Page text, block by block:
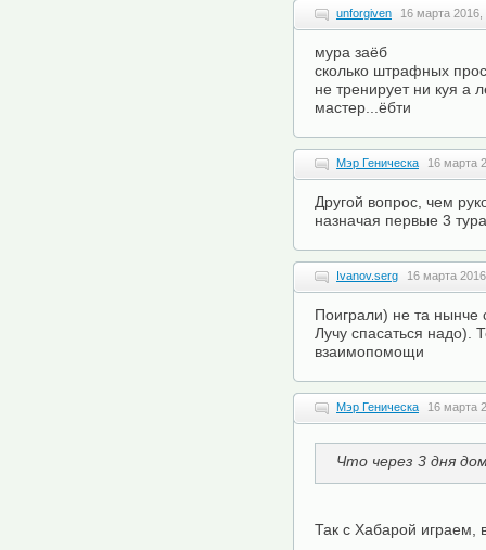
unforgiven 16 марта 2016,
мура заёб
сколько штрафных
не тренирует ни куя а
мастер...ёбти
Мэр Геническа 16 марта
Другой вопрос, чем
назначая первые 3
Ivanov.serg 16 марта
Поиграли) не та
Лучу спасаться надо).
взаимопомощи
Мэр Геническа 16 марта
Что через 3 дня
Так с Хабарой играем,